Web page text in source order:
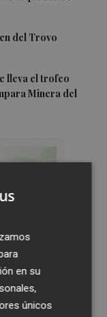
del Trovo
lleva el trofeo
Minera del
en su
únicos